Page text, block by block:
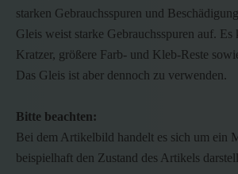
starken Gebrauchsspuren und
Gleis weist starke Gebrauchsspuren auf.
Kratzer, größere Farb- und Kleb-Reste
Das Gleis ist aber dennoch zu verwenden.
Bitte beachten:
Bei dem Artikelbild handelt es sich um ein
beispielhaft den Zustand des Artikels